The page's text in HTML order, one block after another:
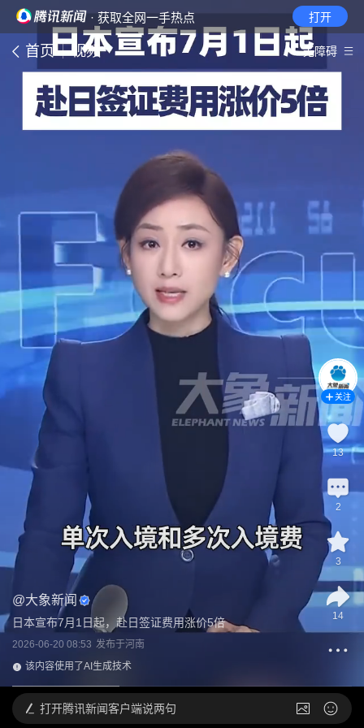
· 获取全网一手热点 打开
首页 视频 无障碍
@大象新闻
日本宣布7月1日起，赴日签证费用涨价5倍
2026-06-20 08:53 发布于河南
该内容使用了AI生成技术
关注
13
2
3
14
打开腾讯新闻客户端说两句